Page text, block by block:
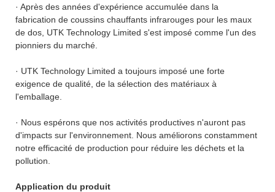
· Après des années d'expérience accumulée dans la
fabrication de coussins chauffants infrarouges pour les maux
de dos, UTK Technology Limited s'est imposé comme l'un des
pionniers du marché.
· UTK Technology Limited a toujours imposé une forte
exigence de qualité, de la sélection des matériaux à
l'emballage.
· Nous espérons que nos activités productives n'auront pas
d'impacts sur l'environnement. Nous améliorons constamment
notre efficacité de production pour réduire les déchets et la
pollution.
Application du produit